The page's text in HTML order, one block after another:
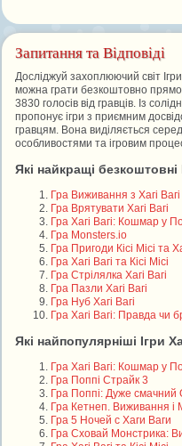
Запитання та Відповіді
Досліджуй захоплюючий світ
можна грати безкоштовно прямо
3830 голосів від гравців. Із
пропонує ігри з приємним
гравцям. Вона виділяється
особливостями та ігровим
Які найкращі безкоштовні
Гра Виживання з Хагі Вагі
Гра Врятувати Хагі Вагі
Гра Хагі Вагі: Кошмар у
Гра Monsters.io
Гра Пригоди Кісі Місі та
Гра Хагі Вагі та Кісі Місі
Гра Стрілялка Хагі Вагі
Гра Пазли Хагі Вагі
Гра Нуб Хагі Вагі
Гра Хагі Вагі: Правда чи
Які найпопулярніші Ігри
Гра Хагі Вагі: Кошмар у
Гра Поппі Страйк 3
Гра Поппі: Дуже смачний
Гра Кетнеп. Виживання
Гра 5 Ночей с Хаги Ваги
Гра Сховай Монстрика: